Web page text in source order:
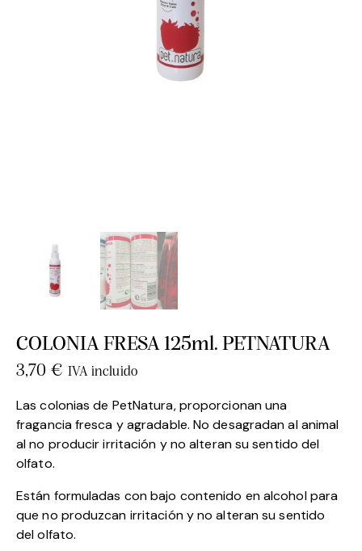
COLONIA FRESA 125ml. PETNATURA
3,70 € IVA incluido
Las colonias de PetNatura, proporcionan una
fragancia fresca y agradable. No desagradan al animal
al no producir irritación y no alteran su sentido del
olfato.
Están formuladas con bajo contenido en alcohol para
que no produzcan irritación y no alteran su sentido
del olfato.